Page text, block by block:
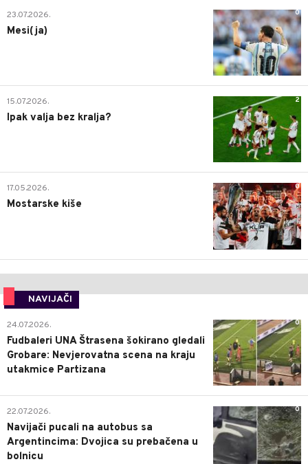
0
23.07.2026.
Mesi(ja)
2
15.07.2026.
Ipak valja bez kralja?
0
17.05.2026.
Mostarske kiše
NAVIJAČI
0
24.07.2026.
Fudbaleri UNA Štrasena šokirano gledali
Grobare: Nevjerovatna scena na kraju
utakmice Partizana
0
22.07.2026.
Navijači pucali na autobus sa
Argentincima: Dvojica su prebačena u
bolnicu